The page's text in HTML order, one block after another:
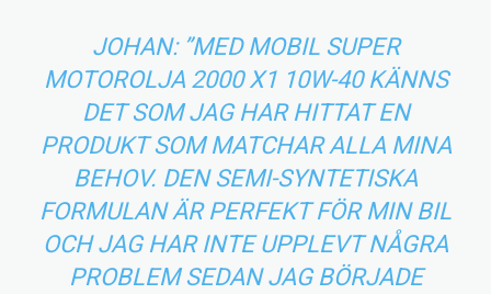
JOHAN: ”MED MOBIL SUPER
MOTOROLJA 2000 X1 10W-40 KÄNNS
DET SOM JAG HAR HITTAT EN
PRODUKT SOM MATCHAR ALLA MINA
BEHOV. DEN SEMI-SYNTETISKA
FORMULAN ÄR PERFEKT FÖR MIN BIL
OCH JAG HAR INTE UPPLEVT NÅGRA
PROBLEM SEDAN JAG BÖRJADE